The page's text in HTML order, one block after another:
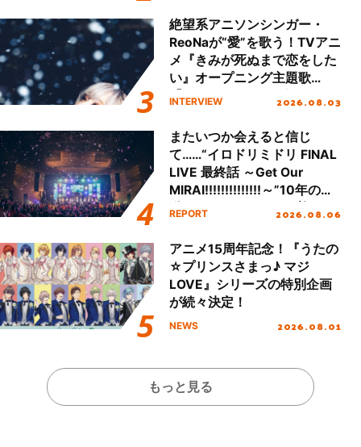
絶望系アニソンシンガー・
ReoNaが“愛”を歌う！TVアニ
メ『きみが死ぬまで恋をした
い』オープニング主題歌
「Amore」インタビュー
INTERVIEW 2026.08.03
またいつか会えると信じ
て……“イロドリミドリ FINAL
LIVE 最終話 ～Get Our
MIRAI!!!!!!!!!!!!!!～”10年の活
動を経てファイナルを迎える
REPORT 2026.08.06
アニメ15周年記念！『うたの
☆プリンスさまっ♪ マジ
LOVE』シリーズの特別企画
が続々決定！
NEWS 2026.08.01
もっと見る